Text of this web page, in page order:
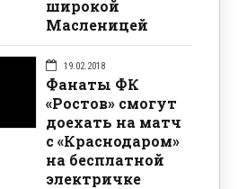
широкой
Масленицей
19.02.2018
Фанаты ФК
«Ростов» смогут
доехать на матч
с «Краснодаром»
на бесплатной
электричке